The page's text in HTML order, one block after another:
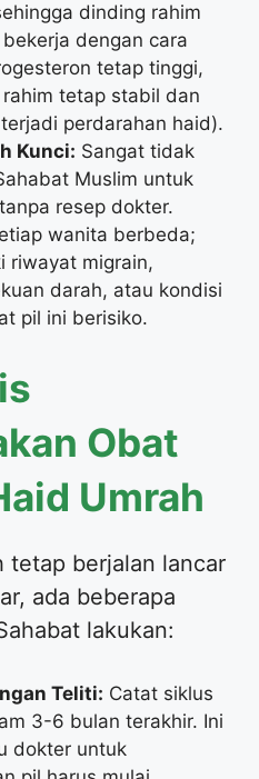
dinding rahim
dengan cara
tetap tinggi,
tetap stabil dan
perdarahan haid).
Kunci: Sangat tidak
Muslim untuk
resep dokter.
wanita berbeda;
riwayat migrain,
darah, atau kondisi
pil ini berisiko.
Obat
Umrah
tetap berjalan lancar
ada beberapa
lakukan:
Teliti: Catat siklus
3-6 bulan terakhir. Ini
dokter untuk